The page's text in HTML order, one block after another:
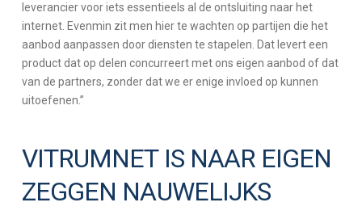
leverancier voor iets essentieels al de ontsluiting naar het
internet. Evenmin zit men hier te wachten op partijen die het
aanbod aanpassen door diensten te stapelen. Dat levert een
product dat op delen concurreert met ons eigen aanbod of dat
van de partners, zonder dat we er enige invloed op kunnen
uitoefenen.”
VITRUMNET IS NAAR EIGEN
ZEGGEN NAUWELIJKS